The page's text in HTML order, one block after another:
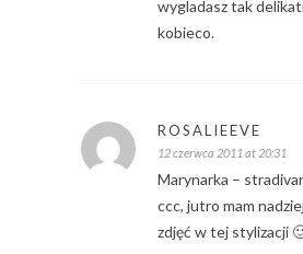
wygladasz tak
kobieco.
ROSALIEEVE
12 czerwca 2011 at 20:31
Marynarka –
ccc, jutro mam
zdjęć w tej stylizacji